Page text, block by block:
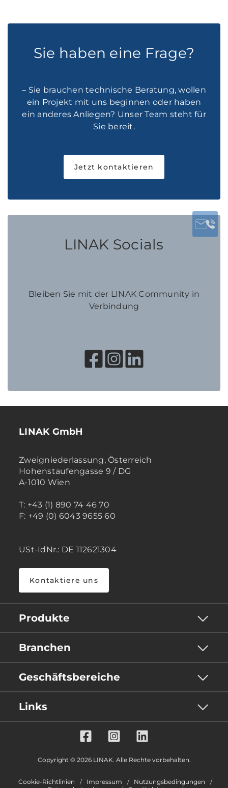
Sie haben eine Frage?
– Sie brauchen technische Beratung, wollen
ein Projekt mit uns beginnen oder haben
ein anderes Anliegen? Unser Team steht für
Sie bereit.
Jetzt kontaktieren
LINAK Socials
Bleiben Sie mit der LINAK Community in
Verbindung
LINAK GmbH
Zweigniederlassung, Österreich
Hohenstaufengasse 9 / DG
A-1010 Wien
T: +43 (1) 890 74 46 70
F: +49 (0) 6043 9655 60
USt-IdNr.: DE 112621304
Kontaktiere uns
Produkte
Branchen
Geschäftsbereiche
Links
Copyright © 2026 LINAK. Alle Rechte vorbehalten.
Cookie-Richtlinien Impressum
Nutzungsbedingungen